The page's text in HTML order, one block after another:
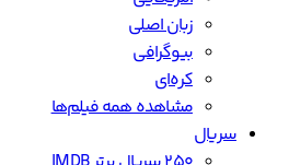
زبان اصلی
بیوگرافی
کره‌ای
مشاهده همه فیلم‌ها
سریال